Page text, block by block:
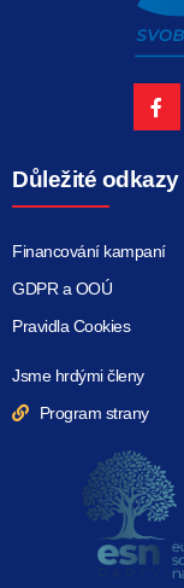
Důležité odkazy
Financování kampaní
GDPR a OOÚ
Pravidla Cookies
Jsme hrdými členy
Program strany